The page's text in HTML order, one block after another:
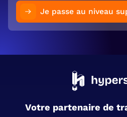
Je passe au niveau
Votre partenaire de